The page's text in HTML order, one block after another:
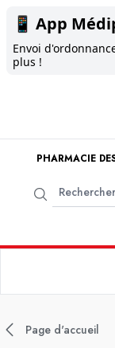
📱 App
Envoi
plus !
PHARMACIE
Page d'accueil